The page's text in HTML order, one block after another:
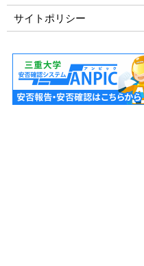
サイトポリシー